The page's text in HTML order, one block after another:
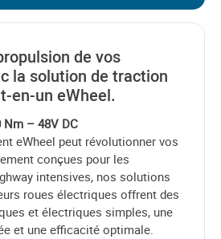
de vos
la solution de traction
en-un eWheel.
Nm – 48V DC
eWheel peut révolutionner vos
conçues pour les
intensives, nos solutions
roues électriques offrent des
et électriques simples, une
et une efficacité optimale.